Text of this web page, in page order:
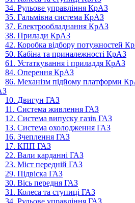
34. Рульове управління КрАЗ
35. Гальмівна система КрАЗ
37. Електрообладнання КрАЗ
38. Прилади КрАЗ
42. Коробка відбору потужностей
50. Кабіна та приналежності КрАЗ
61. Устаткування і приладдя КрАЗ
84. Оперення КрАЗ
86. Механізм підйому платформи
10. Двигун ГАЗ
11. Система живлення ГАЗ
12. Система випуску газів ГАЗ
13. Система охолодження ГАЗ
16. Зчеплення ГАЗ
17. КПП ГАЗ
22. Вали карданні ГАЗ
23. Міст передній ГАЗ
29. Підвіска ГАЗ
30. Вісь передня ГАЗ
31. Колеса та ступиці ГАЗ
34. Рульове управління ГАЗ